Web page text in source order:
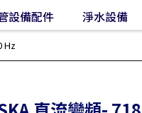
設備配件 淨水設備
Hz